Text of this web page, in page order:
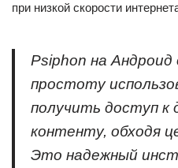
при низкой скорости
Psiphon на Андроид
простоту
получить доступ к
контенту, обходя
Это надежный